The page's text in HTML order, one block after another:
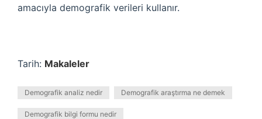
amacıyla demografik verileri kullanır.
Tarih: Makaleler
Demografik analiz nedir Demografik araştırma ne demek
Demografik bilgi formu nedir